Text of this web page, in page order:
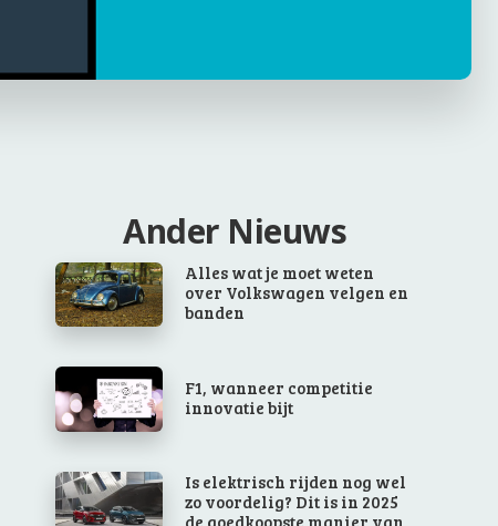
Ander Nieuws
Alles wat je moet weten
over Volkswagen velgen en
banden
F1, wanneer competitie
innovatie bijt
Is elektrisch rijden nog wel
zo voordelig? Dit is in 2025
de goedkoopste manier van